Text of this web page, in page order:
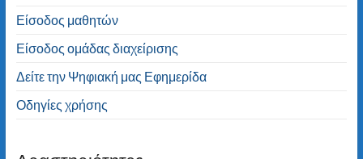
Είσοδος μαθητών
Είσοδος ομάδας διαχείρισης
Δείτε την Ψηφιακή μας Εφημερίδα
Οδηγίες χρήσης